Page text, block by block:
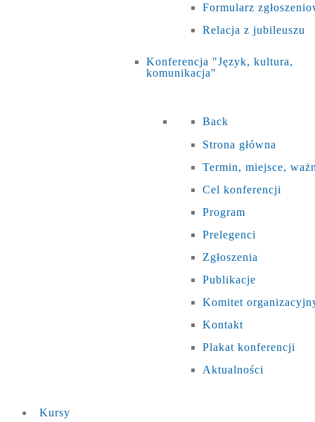
Formularz
Relacja z jubileuszu
Konferencja "Język, kultura,
komunikacja"
Back
Strona główna
Termin, miejsce,
Cel konferencji
Program
Prelegenci
Zgłoszenia
Publikacje
Komitet
Kontakt
Plakat konferencji
Aktualności
Kursy